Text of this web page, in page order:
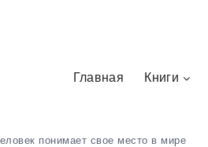
Главная Книги
понимает свое место в мире